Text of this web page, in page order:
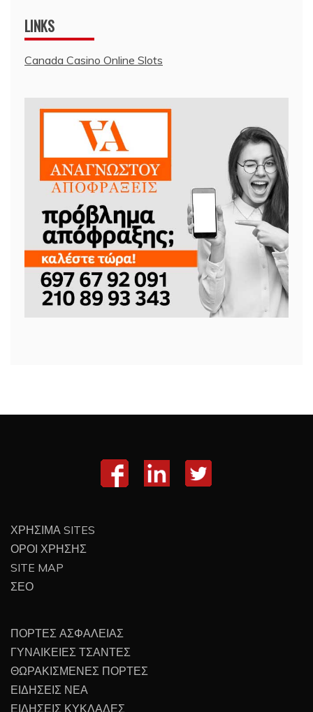
LINKS
Canada Casino Online Slots
ΧΡΗΣΙΜΑ SITES
ΟΡΟΙ ΧΡΗΣΗΣ
SITE MAP
ΣΕΟ
ΠΟΡΤΕΣ ΑΣΦΑΛΕΙΑΣ
ΓΥΝΑΙΚΕΙΕΣ ΤΣΑΝΤΕΣ
ΘΩΡΑΚΙΣΜΕΝΕΣ ΠΟΡΤΕΣ
ΕΙΔΗΣΕΙΣ ΝΕΑ
ΕΙΔΗΣΕΙΣ ΚΥΚΛΑΔΕΣ